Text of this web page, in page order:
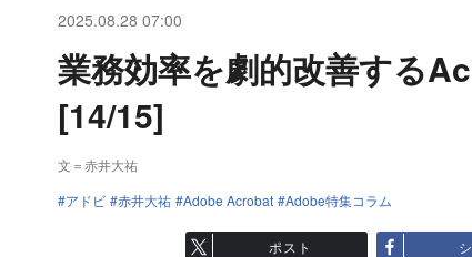
2025.08.28 07:00
業務効率を劇的改善する
[14/15]
文＝赤井大祐
アドビ
赤井大祐 Adobe Acrobat Adobe特集コラム
ポスト